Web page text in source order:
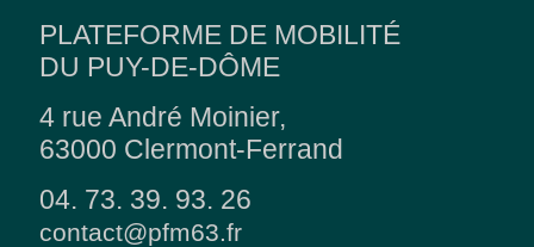
PLATEFORME DE MOBILITÉ
DU PUY-DE-DÔME
4 rue André Moinier,
63000 Clermont-Ferrand
04. 73. 39. 93. 26
contact@pfm63.fr